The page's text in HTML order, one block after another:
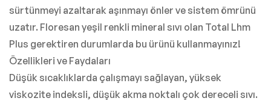
sürtünmeyi azaltarak aşınmayı önler ve sistem ömrünü
uzatır. Floresan yeşil renkli mineral sıvı olan Total Lhm
Plus gerektiren durumlarda bu ürünü kullanmayınız!
Özellikleri ve Faydaları
Düşük sıcaklıklarda çalışmayı sağlayan, yüksek
viskozite indeksli, düşük akma noktalı çok dereceli sıvı.